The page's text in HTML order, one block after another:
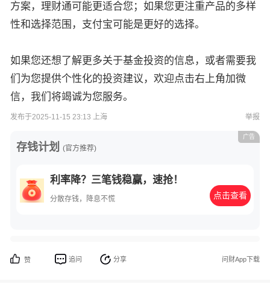
方案，理财通可能更适合您；如果您更注重产品的多样
性和选择范围，支付宝可能是更好的选择。
如果您还想了解更多关于基金投资的信息，或者需要我
们为您提供个性化的投资建议，欢迎点击右上角加微
信，我们将竭诚为您服务。
发布于2025-11-15 23:13 上海 举报
存钱计划 (官方推荐)
利率降？三笔钱稳赢，速抢！
分散存钱，降息不慌 点击查看
广告
赞 追问 分享 问财App下载